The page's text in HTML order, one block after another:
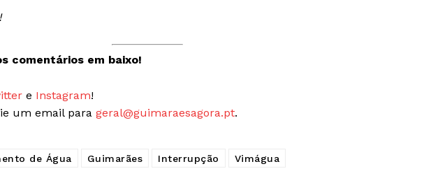
Publicidade
comentários em baixo!
e Instagram!
um email para geral@guimaraesagora.pt.
de Água Guimarães Interrupção Vimágua